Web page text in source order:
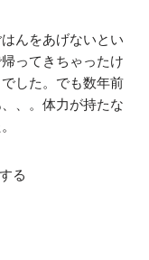
んをあげないとい
ってきちゃったけ
した。でも数年前
、。体力が持たな
る